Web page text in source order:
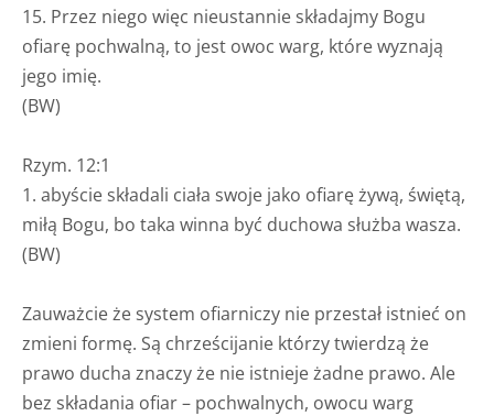
15. Przez niego więc nieustannie składajmy Bogu
ofiarę pochwalną, to jest owoc warg, które wyznają
jego imię.
(BW)
Rzym. 12:1
1. abyście składali ciała swoje jako ofiarę żywą, świętą,
miłą Bogu, bo taka winna być duchowa służba wasza.
(BW)
Zauważcie że system ofiarniczy nie przestał istnieć on
zmieni formę. Są chrześcijanie którzy twierdzą że
prawo ducha znaczy że nie istnieje żadne prawo. Ale
bez składania ofiar – pochwalnych, owocu warg